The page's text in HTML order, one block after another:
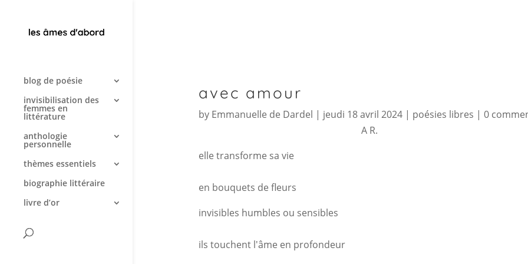
blog de poésie
invisibilisation des
femmes en
littérature
anthologie
personnelle
thèmes essentiels
biographie littéraire
livre d’or
avec amour
by Emmanuelle de Dardel | jeudi 18 avril 2024| poésies libres | 0
A R.
elle transforme sa vie
en bouquets de fleurs
invisibles humbles ou sensibles
ils touchent l'âme en profondeur